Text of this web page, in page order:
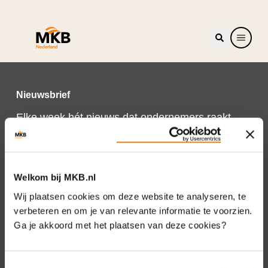
Welkom bij MKB.nl
Wij plaatsen cookies om deze website te analyseren, te
verbeteren en om je van relevante informatie te voorzien.
Ga je akkoord met het plaatsen van deze cookies?
Nieuwsbrief
Elke week hét nieuws dat ondernemers raakt.
Schrijf je nu in voor de MKB-Nederland
nieuwsbrief.
Schrijf je in
Direct naar
Over ons